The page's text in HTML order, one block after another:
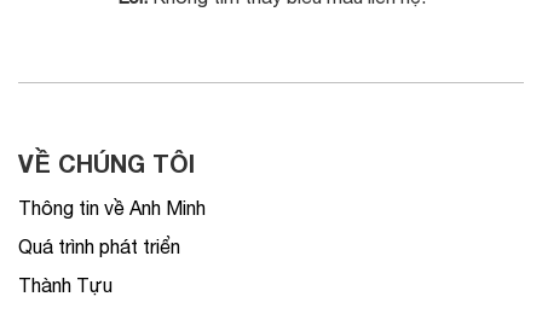
VỀ CHÚNG TÔI
Thông tin về Anh Minh
Quá trình phát triển
Thành Tựu